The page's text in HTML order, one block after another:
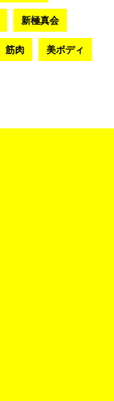
新極真会
筋肉 美ボディ